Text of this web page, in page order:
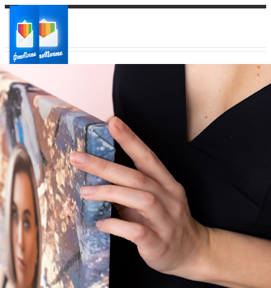
Ваш город:
Ваш регион доставки
Выберите из списка: